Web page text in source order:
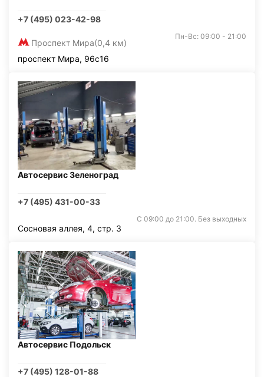
+7 (495) 023-42-98
Проспект Мира(0,4 км)
Пн-Вс: 09:00 - 21:00
проспект Мира, 96с16
Автосервис Зеленоград
+7 (495) 431-00-33
С 09:00 до 21:00. Без выходных
Сосновая аллея, 4, стр. 3
Автосервис Подольск
+7 (495) 128-01-88